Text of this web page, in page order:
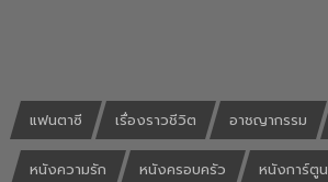
แฟนตาซี เรื่องราวชีวิต อาชญากรรม
หนังความรัก หนังครอบครัว หนังการ์ตูน